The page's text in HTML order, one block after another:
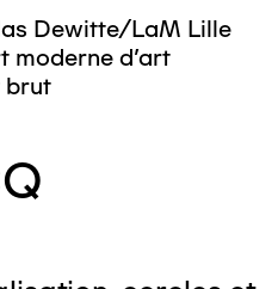
Dewitte/LaM Lille
moderne d’art
brut